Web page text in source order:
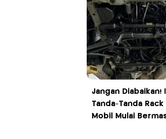
Jangan Diabaikan!
Tanda-Tanda
Mobil Mulai